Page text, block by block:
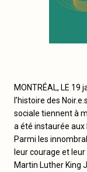
MONTRÉAL, LE 19
l’histoire des
sociale tiennent à
a été instaurée aux
Parmi les
leur courage et
Martin Luther King